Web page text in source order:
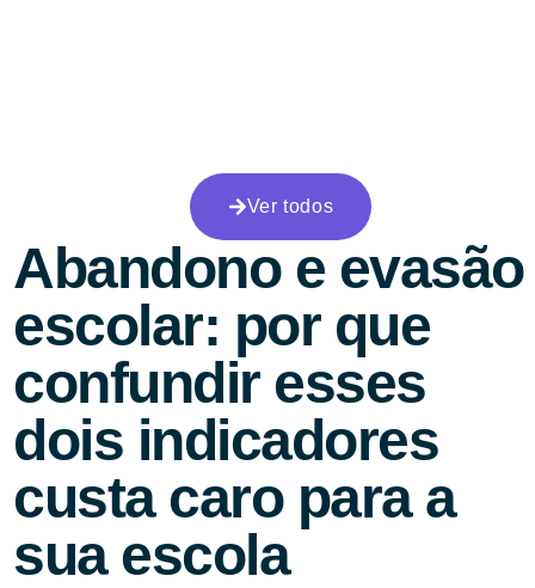
Ver todos
Abandono e evasão
escolar: por que
confundir esses
dois indicadores
custa caro para a
sua escola